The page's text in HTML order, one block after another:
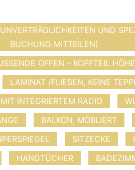
UND
BUCHUNG MITTEILEN)
OFFEN – KOPFTEIL
LAMINAT /FLIESEN, KEINE
INTEGRIERTEM RADIO
BALKON, MÖBLIERT
SITZECKE
HANDTÜCHER